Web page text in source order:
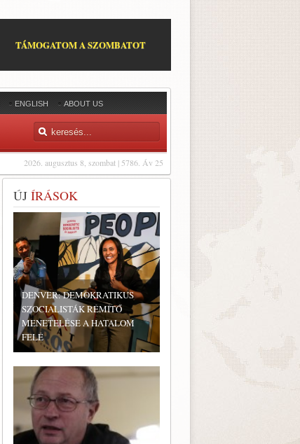
TÁMOGATOM A SZOMBATOT
ENGLISH ABOUT US
2026. augusztus 8, szombat | 5786. Áv 25
ÚJ ÍRÁSOK
DENVER: DEMOKRATIKUS
SZOCIALISTÁK RÉMÍTŐ
MENETELÉSE A HATALOM
FELÉ